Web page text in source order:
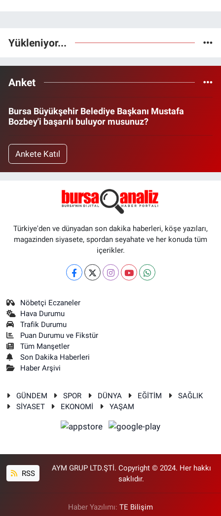
Yükleniyor...
Anket
Bursa Büyükşehir Belediye Başkanı Mustafa
Bozbey'i başarılı buluyor musunuz?
Ankete Katıl
Türkiye'den ve dünyadan son dakika haberleri, köşe yazıları,
magazinden siyasete, spordan seyahate ve her konuda tüm
içerikler.
Nöbetçi Eczaneler
Hava Durumu
Trafik Durumu
Puan Durumu ve Fikstür
Tüm Manşetler
Son Dakika Haberleri
Haber Arşivi
GÜNDEM SPOR DÜNYA EĞİTİM
SAĞLIK
SİYASET
EKONOMİ YAŞAM
RSS
AYM GRUP LTD.ŞTİ. Copyright © 2024. Her hakkı
saklıdır.
Haber Yazılımı: TE Bilişim